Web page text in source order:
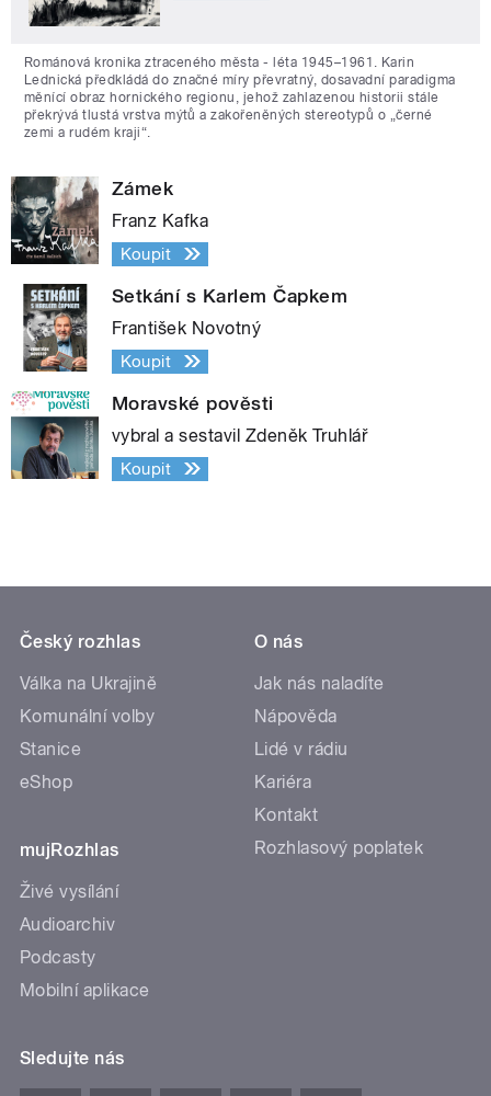
Románová kronika ztraceného města - léta 1945–1961. Karin
Lednická předkládá do značné míry převratný, dosavadní paradigma
měnící obraz hornického regionu, jehož zahlazenou historii stále
překrývá tlustá vrstva mýtů a zakořeněných stereotypů o „černé
zemi a rudém kraji“.
Zámek
Franz Kafka
Koupit
Setkání s Karlem Čapkem
František Novotný
Koupit
Moravské pověsti
vybral a sestavil Zdeněk Truhlář
Koupit
Český rozhlas
Válka na Ukrajině
Komunální volby
Stanice
eShop
mujRozhlas
Živé vysílání
Audioarchiv
Podcasty
Mobilní aplikace
O nás
Jak nás naladíte
Nápověda
Lidé v rádiu
Kariéra
Kontakt
Rozhlasový poplatek
Sledujte nás